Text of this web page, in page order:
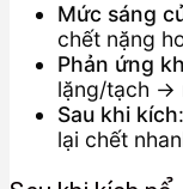
Mức sáng
chết nặng
Phản ứng
lặng/tạch →
Sau khi kích
lại chết